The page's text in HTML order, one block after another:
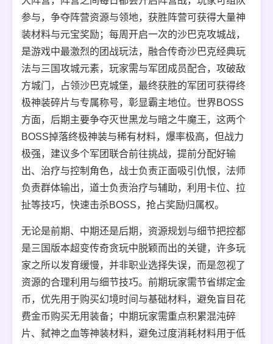
参与，争夺阵营资源与领地，获胜阵营可获得大量神
装材料与元宝奖励；每周开启一次的沙巴克攻城战，
是游戏中最激烈的团战玩法，融合传奇沙巴克经典玩
法与三国攻城元素，玩家需与军团成员配合，攻破敌
方城门，占领沙巴克城堡，最终获胜的军团可获得终
极神装碎片与专属称号，彰显霸主地位。世界BOSS
方面，后期主要争夺灭世黑龙与暗之牛魔王，这两个
BOSS掉落终极神装与稀有材料，爆率极高，但战力
极强，建议多个军团联合前往挑战，提前分配好输
出、治疗与控制角色，战士负责正面吸引仇恨，法师
负责群体输出，道士负责治疗与辅助，利用卡位、拉
扯等技巧，快速击杀BOSS，抢占奖励归属权。
无论是前期、中期还是后期，资源规划与细节把控都
是三国版本超变传奇贪玩中脱颖而出的关键，许多玩
家之所以发育缓慢，并非职业选择失误，而是忽视了
资源的合理利用与细节技巧。前期玩家需节省绑定金
币，优先用于购买幻境时间与基础材料，避免盲目花
费金币购买无用装备；中期玩家需重点积累混沌碎
片、弑神之血等神装材料，避免过度消耗材料用于低